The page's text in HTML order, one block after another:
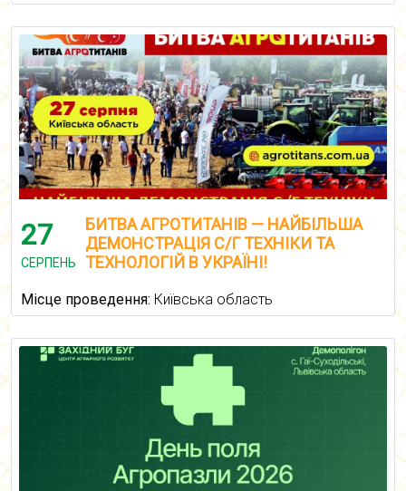
27
СЕРПЕНЬ
БИТВА АГРОТИТАНІВ — НАЙБІЛЬША
ДЕМОНСТРАЦІЯ С/Г ТЕХНІКИ ТА
ТЕХНОЛОГІЙ В УКРАЇНІ!
Місце проведення: Київська область